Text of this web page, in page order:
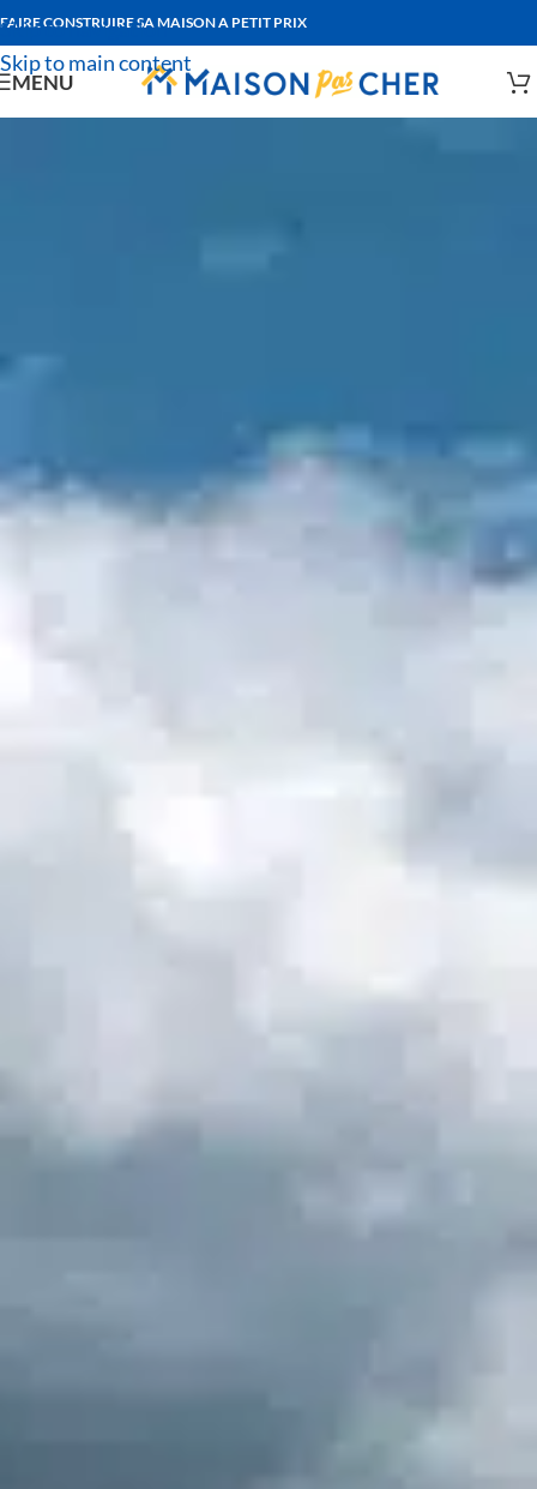
Skip to navigation
Skip to main content
FAIRE CONSTRUIRE SA MAISON A PETIT PRIX
MENU